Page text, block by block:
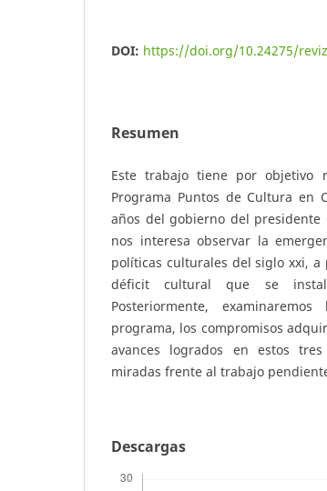
DOI: https://doi.org/10.24275/
Resumen
Este trabajo tiene por objetivo
Programa Puntos de Cultura en
años del gobierno del
nos interesa observar la
políticas culturales del siglo xxi,
déficit cultural que se
Posteriormente,
programa, los compromisos
avances logrados en estos
miradas frente al trabajo
Descargas